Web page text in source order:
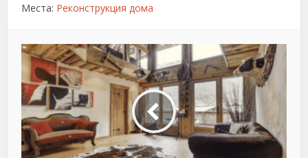
Места: Реконструкция дома